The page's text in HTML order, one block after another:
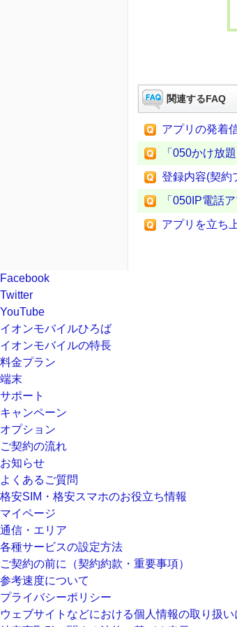
関連するFAQ
アプリの発着
「050かけ放
登録内容(契約
「050IP電話
アプリを立ち
Facebook
Twitter
YouTube
イオンモバイルひろば
イオンモバイルの特長
料金プラン
端末
サポート
キャンペーン
オプション
ご契約の流れ
お知らせ
よくあるご質問
格安SIM・格安スマホのお役立ち情報
マイページ
通信・エリア
各種サービスの設定方法
ご契約の前に（契約約款・重要事項）
参考速度について
プライバシーポリシー
ウェブサイトなどにおける個人情報の取り扱い